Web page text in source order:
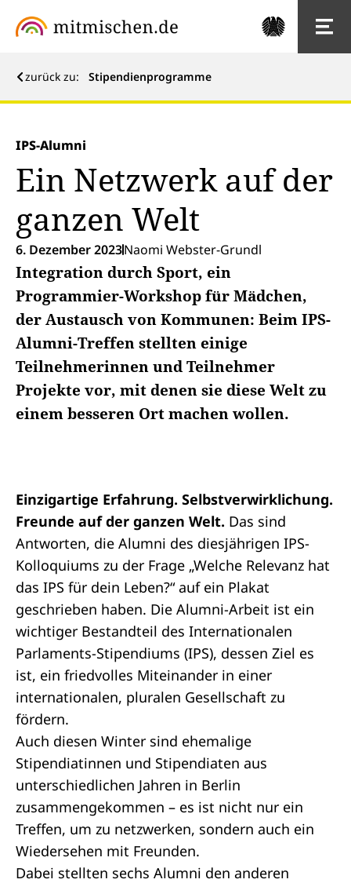
zurück zu: Stipendienprogramme
IPS-Alumni
Ein Netzwerk auf der
ganzen Welt
6. Dezember 2023Naomi Webster-Grundl
Integration durch Sport, ein
Programmier-Workshop für Mädchen,
der Austausch von Kommunen: Beim IPS-
Alumni-Treffen stellten einige
Teilnehmerinnen und Teilnehmer
Projekte vor, mit denen sie diese Welt zu
einem besseren Ort machen wollen.
Einzigartige Erfahrung. Selbstverwirklichung.
Freunde auf der ganzen Welt. Das sind
Antworten, die Alumni des diesjährigen IPS-
Kolloquiums zu der Frage „Welche Relevanz hat
das IPS für dein Leben?“ auf ein Plakat
geschrieben haben. Die Alumni-Arbeit ist ein
wichtiger Bestandteil des Internationalen
Parlaments-Stipendiums (IPS), dessen Ziel es
ist, ein friedvolles Miteinander in einer
internationalen, pluralen Gesellschaft zu
fördern.
Auch diesen Winter sind ehemalige
Stipendiatinnen und Stipendiaten aus
unterschiedlichen Jahren in Berlin
zusammengekommen – es ist nicht nur ein
Treffen, um zu netzwerken, sondern auch ein
Wiedersehen mit Freunden.
Dabei stellten sechs Alumni den anderen